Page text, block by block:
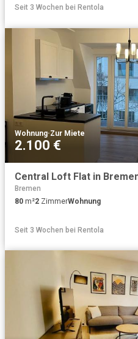
Seit 3 Wochen bei Rentola
Wohnung·Zur Miete
2.100 €
Bremen
80 m²2 ZimmerWohnung
Seit 3 Wochen bei Rentola